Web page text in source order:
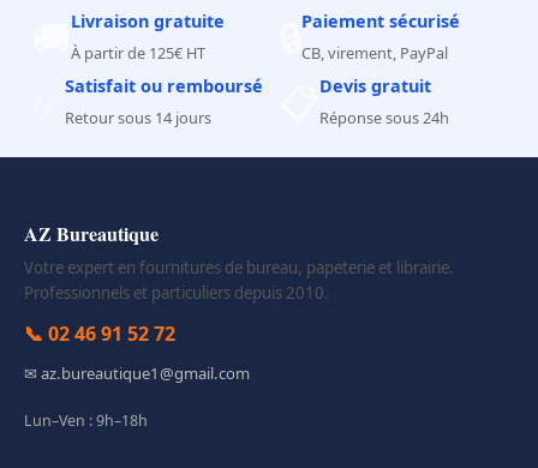
Livraison gratuite
À partir de 125€ HT
Paiement sécurisé
CB, virement, PayPal
Satisfait ou remboursé
Retour sous 14 jours
Devis gratuit
Réponse sous 24h
AZ Bureautique
Votre expert en fournitures de bureau, papeterie et librairie.
Professionnels et particuliers depuis 2010.
📞 02 46 91 52 72
✉ az.bureautique1@gmail.com
Lun–Ven : 9h–18h